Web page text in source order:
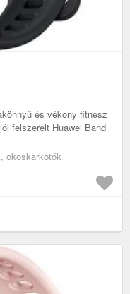
és vékony fitnesz
felszerelt Huawei Band
okoskarkötők